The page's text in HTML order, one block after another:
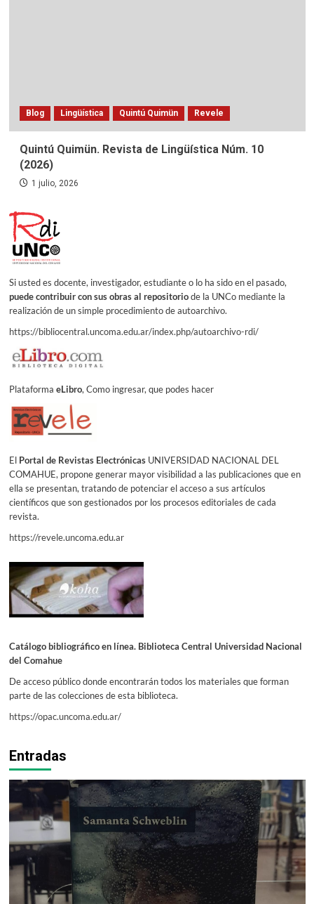
Blog Lingüística Quintú Quimün Revele
Quintú Quimün. Revista de Lingüística Núm. 10
(2026)
1 julio, 2026
Si usted es docente, investigador, estudiante o lo ha sido en el pasado,
puede contribuir con sus obras al repositoriode la UNCo mediante la
realización de un simple procedimiento de autoarchivo.
https://bibliocentral.uncoma.edu.ar/index.php/autoarchivo-rdi/
Plataforma eLibro, Como ingresar, que podes hacer
El Portal de Revistas ElectrónicasUNIVERSIDAD NACIONAL DEL
COMAHUE, propone generar mayor visibilidad a las publicaciones que en
ella se presentan, tratando de potenciar el acceso a sus artículos
científicos que son gestionados por los procesos editoriales de cada
revista.
https://revele.uncoma.edu.ar
Catálogo bibliográfico en línea. Biblioteca Central Universidad Nacional
del Comahue
De acceso público donde encontrarán todos los materiales que forman
parte de las colecciones de esta biblioteca.
https://opac.uncoma.edu.ar/
Entradas